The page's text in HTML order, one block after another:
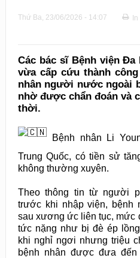
Thứ Ba, 23/06/2026 - 14:07 In
Các bác sĩ Bệnh viện Đa
vừa cấp cứu thành
nhân người nước ngoài
nhờ được chẩn đoán và
thời.
Bệnh nhân Li
Trung Quốc, có tiền sử
không thường xuyên.
Theo thông tin từ người
trước khi nhập viện, bệnh
sau xương ức liên tục, mức
tức nặng như bị đè ép
khi nghỉ ngơi nhưng triệu
bệnh nhân được đưa